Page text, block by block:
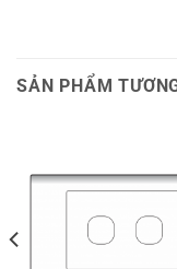
SẢN PHẨM